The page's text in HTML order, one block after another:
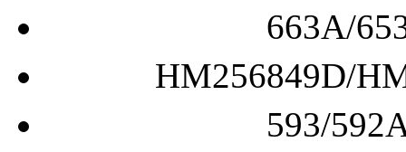
HM256849D/
593/
596-S/